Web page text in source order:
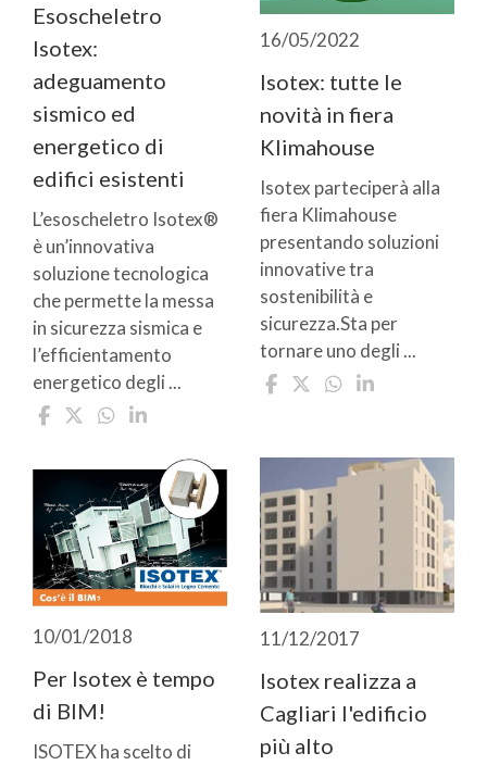
Esoscheletro
Isotex:
adeguamento
sismico ed
energetico di
edifici esistenti
L’esoscheletro Isotex®
è un’innovativa
soluzione tecnologica
che permette la messa
in sicurezza sismica e
l’efficientamento
energetico degli ...
16/05/2022
Isotex: tutte le
novità in fiera
Klimahouse
Isotex parteciperà alla
fiera Klimahouse
presentando soluzioni
innovative tra
sostenibilità e
sicurezza.Sta per
tornare uno degli ...
10/01/2018
Per Isotex è tempo
di BIM!
ISOTEX ha scelto di
11/12/2017
Isotex realizza a
Cagliari l'edificio
più alto